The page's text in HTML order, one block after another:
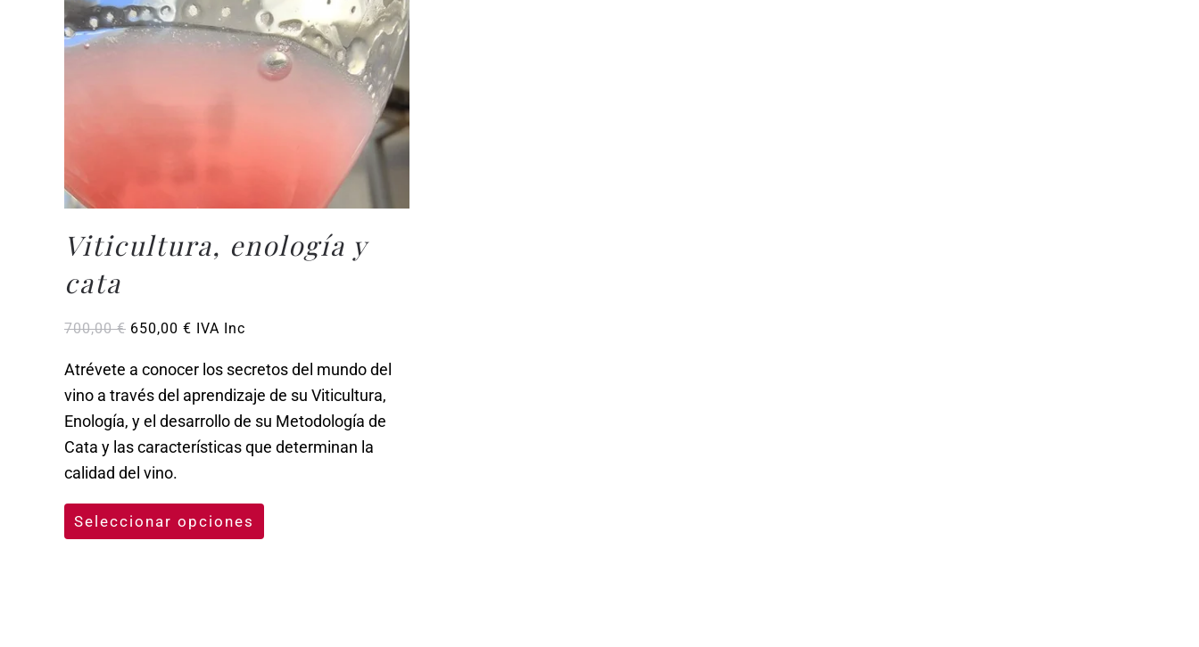
Viticultura, enología y
cata
700,00€ El
original
era:
700,00 €.
650,00 € El
actual
650,00 €.
IVA Inc
Atrévete a conocer los secretos del mundo del
vino a través del aprendizaje de su Viticultura,
Enología, y el desarrollo de su Metodología de
Cata y las características que determinan la
calidad del vino.
Seleccionar opciones